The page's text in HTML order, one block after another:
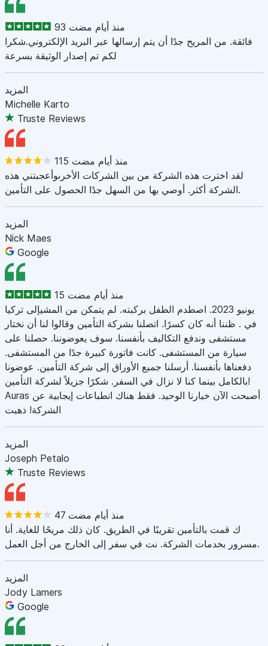
93 منذ أيام مضت
فائقة. من المريح جدًا أن يتم إرسالها عبر البريد الإلكتروني.شكرا
لكم تم إصدار الوثيقة بسرعة
المزيد
Michelle Karto
Truste Reviews
115 منذ أيام مضت
لقد اخترت هذه الشركة من بين الشركات الأخرىوأعجبتني هذه
الشركة أكثر. أوصي بها من السهل جدًا الحصول على التأمين.
المزيد
Nick Maes
Google
15 منذ أيام مضت
يونيو 2023. اصطدم الطفل بركبته. لم يتمكن من المشيإلى تركيا
في . ظننا أنه كان كسرًا. اتصلنا بشركة التأمين وقالوا لنا أن نختار
مستشفى وندفع التكاليف بأنفسنا. سوف يعوضوننا. حصلنا على
سيارة من المستشفى. كانت فاتورة كبيرة جدًا من المستشفى.
دفعناها بأنفسنا. أرسلنا جميع الأوراق إلى شركة التأمين. عوضونا
بالكامل بينما كنا لا نزال في السفر. شكرًا جزيلاً لشركة التأمين!
Auras أصبحت الآن خيارنا الوحيد. فقط هناك انطباعات إيجابية عن
الشركة! ذهبت
المزيد
Joseph Petalo
Truste Reviews
47 منذ أيام مضت
ك قمت بالتأمين تقريبًا في الطريق. كان ذلك مريحًا للغاية. أنا
مسرور بخدمات الشركة. نت في سفر إلى الخارج من أجل العمل.
المزيد
Jody Lamers
Google